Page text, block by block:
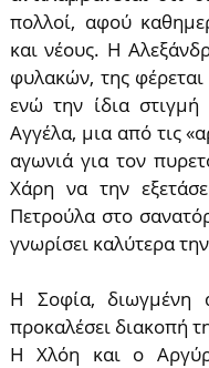
πολλοί, αφού
και νέους. Η
φυλακών, της
ενώ την ίδια
Αγγέλα, μια από τις
αγωνιά για τον
Χάρη να την
Πετρούλα στο
γνωρίσει καλύτερα
Η Σοφία, διωγμένη
προκαλέσει διακοπή
Η Χλόη και ο